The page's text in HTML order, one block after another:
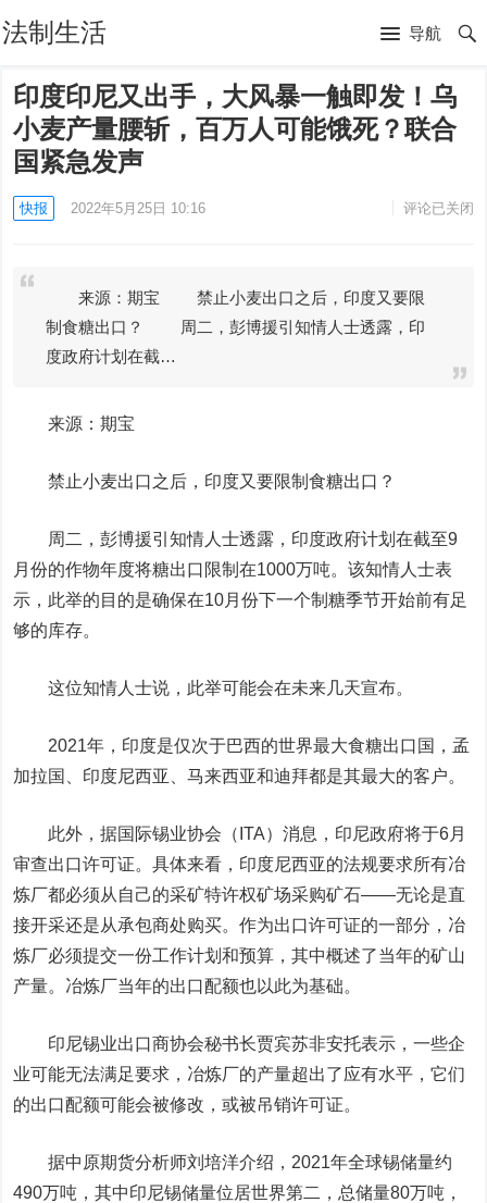
法制生活 导航
印度印尼又出手，大风暴一触即发！乌
小麦产量腰斩，百万人可能饿死？联合
国紧急发声
快报 2022年5月25日 10:16 评论已关闭
来源：期宝 禁止小麦出口之后，印度又要限
制食糖出口？ 周二，彭博援引知情人士透露，印
度政府计划在截…
来源：期宝
禁止小麦出口之后，印度又要限制食糖出口？
周二，彭博援引知情人士透露，印度政府计划在截至9
月份的作物年度将糖出口限制在1000万吨。该知情人士表
示，此举的目的是确保在10月份下一个制糖季节开始前有足
够的库存。
这位知情人士说，此举可能会在未来几天宣布。
2021年，印度是仅次于巴西的世界最大食糖出口国，孟
加拉国、印度尼西亚、马来西亚和迪拜都是其最大的客户。
此外，据国际锡业协会（ITA）消息，印尼政府将于6月
审查出口许可证。具体来看，印度尼西亚的法规要求所有冶
炼厂都必须从自己的采矿特许权矿场采购矿石——无论是直
接开采还是从承包商处购买。作为出口许可证的一部分，冶
炼厂必须提交一份工作计划和预算，其中概述了当年的矿山
产量。冶炼厂当年的出口配额也以此为基础。
印尼锡业出口商协会秘书长贾宾苏非安托表示，一些企
业可能无法满足要求，冶炼厂的产量超出了应有水平，它们
的出口配额可能会被修改，或被吊销许可证。
据中原期货分析师刘培洋介绍，2021年全球锡储量约
490万吨，其中印尼锡储量位居世界第二，总储量80万吨，